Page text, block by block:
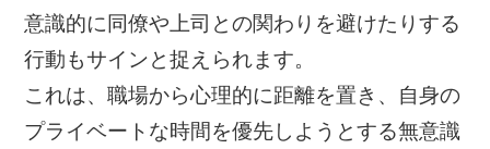
意識的に同僚や上司との関わりを避けたりする
行動もサインと捉えられます。
これは、職場から心理的に距離を置き、自身の
プライベートな時間を優先しようとする無意識